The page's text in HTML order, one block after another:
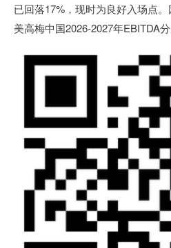
已回落17%，现时为良好入场点
美高梅中国2026-2027年EBITDA分